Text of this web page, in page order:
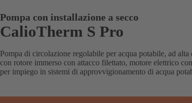
Pompa con installazione a secco
CalioTherm S Pro
Pompa di circolazione regolabile per acqua potabile, ad
con rotore immerso con attacco filettato, motore elettrico
per impiego in sistemi di approvvigionamento di acqua